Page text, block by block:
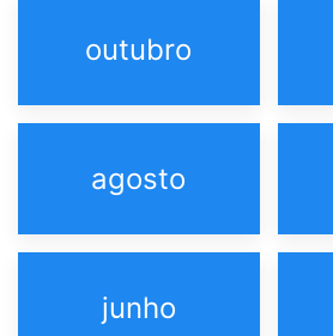
outubro
agosto
junho